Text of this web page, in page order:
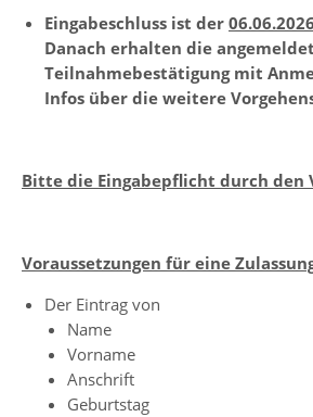
Eingabeschluss ist der
Danach erhalten die
Teilnahmebestätigung mit
Infos über die weitere
Bitte die Eingabepflicht durch den
Voraussetzungen für eine
Der Eintrag von
Name
Vorname
Anschrift
Geburtstag